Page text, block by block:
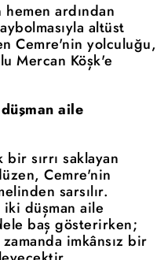
hemen ardından
altüst
Cemre'nin yolculuğu,
Mercan Köşk'e
aile
sırrı saklayan
Cemre'nin
sarsılır.
düşman aile
baş gösterirken;
imkânsız bir